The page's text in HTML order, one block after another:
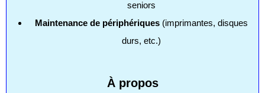
seniors
Maintenance de périphériques (imprimantes, disques
durs, etc.)
À propos